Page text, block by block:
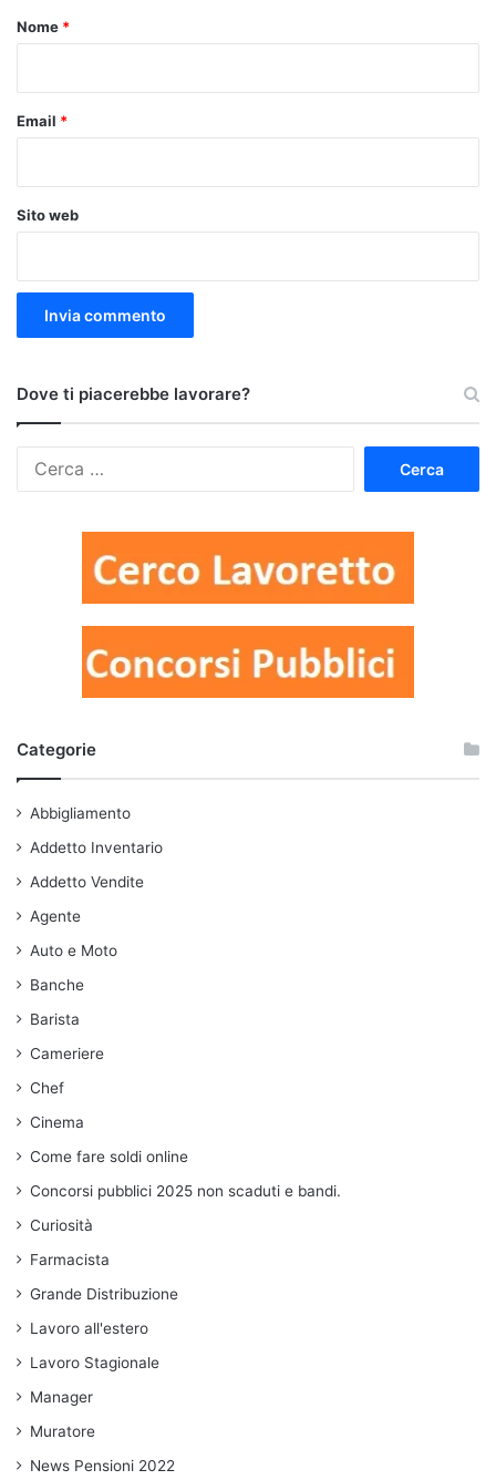
o
Nome *
Email *
Sito web
Dove ti piacerebbe lavorare?
Categorie
Abbigliamento
Addetto Inventario
Addetto Vendite
Agente
Auto e Moto
Banche
Barista
Cameriere
Chef
Cinema
Come fare soldi online
Concorsi pubblici 2025 non scaduti e bandi.
Curiosità
Farmacista
Grande Distribuzione
Lavoro all'estero
Lavoro Stagionale
Manager
Muratore
News Pensioni 2022